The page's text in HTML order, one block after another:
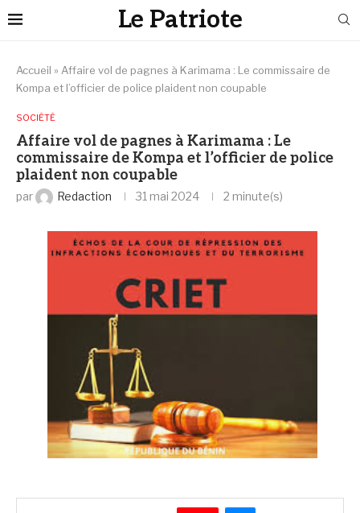
Le Patriote
Accueil » Affaire vol de pagnes à Karimama : Le commissaire de
Kompa et l’officier de police plaident non coupable
SOCIÉTÉ
Affaire vol de pagnes à Karimama : Le
commissaire de Kompa et l’officier de police
plaident non coupable
par Redaction 31 mai 2024 2 minute(s)